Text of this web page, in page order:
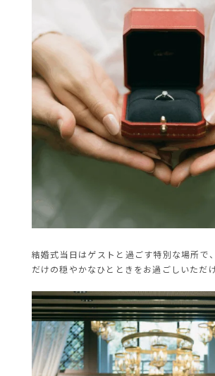
結婚式当日はゲストと過ごす特別な場所で
だけの穏やかなひとときをお過ごしいただけ